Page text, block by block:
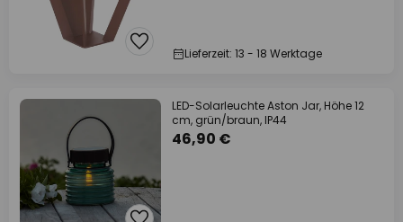
Lieferzeit: 13 - 18 Werktage
LED-Solarleuchte Aston Jar, Höhe 12
cm, grün/braun, IP44
46,90 €